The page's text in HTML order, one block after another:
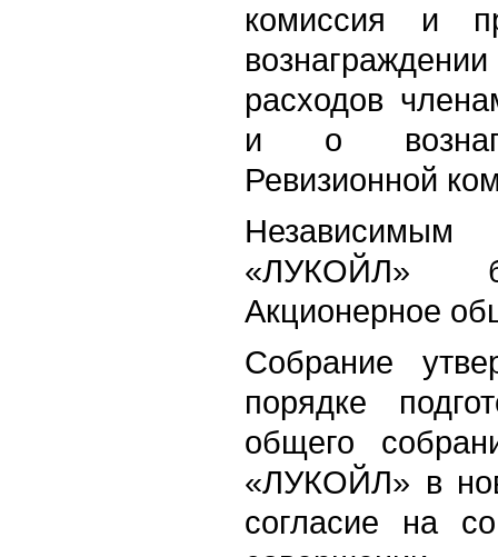
комиссия и
расходов
и о
Ревизионной
«ЛУКОЙЛ»
Акционерное
Собрание
порядке
общего
«ЛУКОЙЛ» в
согласие на